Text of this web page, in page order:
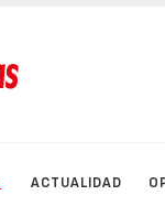
ACTUALIDAD